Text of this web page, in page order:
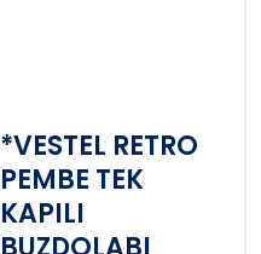
*VESTEL RETRO
PEMBE TEK
KAPILI